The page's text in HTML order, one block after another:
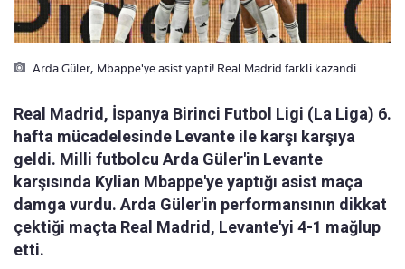
Arda Güler, Mbappe'ye asist yapti! Real Madrid farkli kazandi
Real Madrid, İspanya Birinci Futbol Ligi (La Liga) 6.
hafta mücadelesinde Levante ile karşı karşıya
geldi. Milli futbolcu Arda Güler'in Levante
karşısında Kylian Mbappe'ye yaptığı asist maça
damga vurdu. Arda Güler'in performansının dikkat
çektiği maçta Real Madrid, Levante'yi 4-1 mağlup
etti.